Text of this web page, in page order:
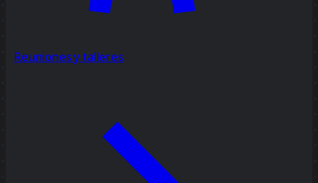
Reuniones y talleres